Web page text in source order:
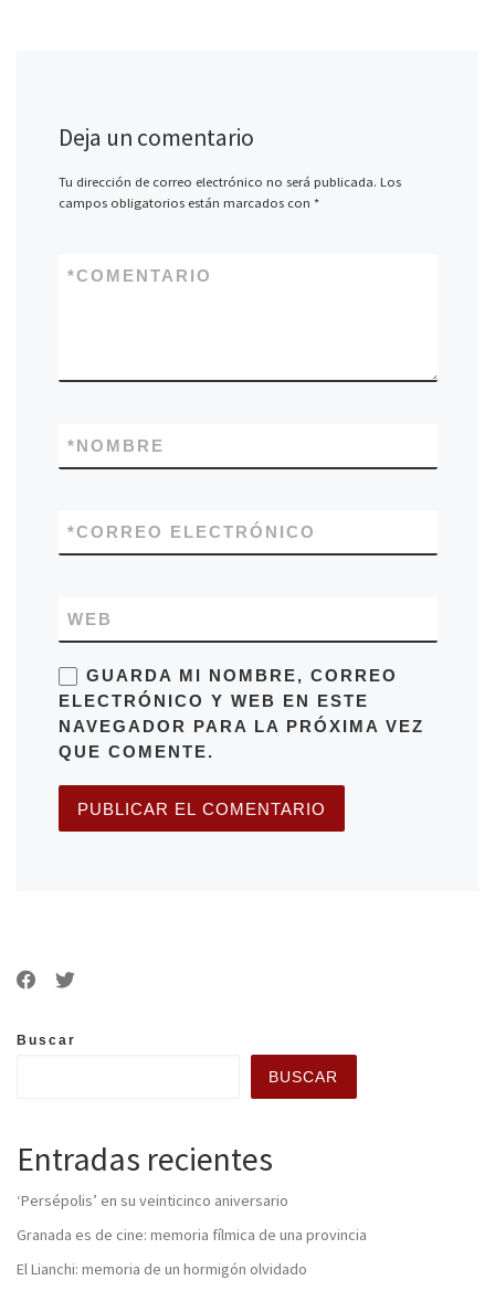
Deja un comentario
Tu dirección de correo electrónico no será publicada. Los
campos obligatorios están marcados con *
COMENTARIO
*
NOMBRE
*
CORREO ELECTRÓNICO
*
WEB
GUARDA MI NOMBRE, CORREO
ELECTRÓNICO Y WEB EN ESTE
NAVEGADOR PARA LA PRÓXIMA VEZ
QUE COMENTE.
Buscar
BUSCAR
Entradas recientes
‘Persépolis’ en su veinticinco aniversario
Granada es de cine: memoria fílmica de una provincia
El Lianchi: memoria de un hormigón olvidado